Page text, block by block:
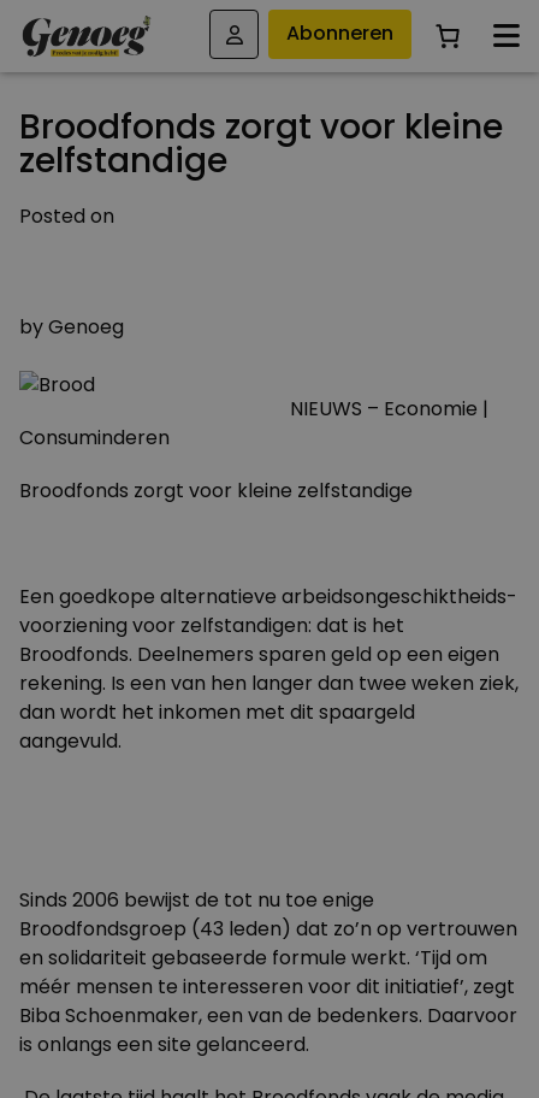
Abonneren
Broodfonds zorgt voor kleine
zelfstandige
Posted on
byGenoeg
NIEUWS – Economie |
Consuminderen
Broodfonds zorgt voor kleine zelfstandige
Een goedkope alternatieve arbeidsongeschiktheids-
voorziening voor zelfstandigen: dat is het
Broodfonds. Deelnemers sparen geld op een eigen
rekening. Is een van hen langer dan twee weken ziek,
dan wordt het inkomen met dit spaargeld
aangevuld.
Sinds 2006 bewijst de tot nu toe enige
Broodfondsgroep (43 leden) dat zo’n op vertrouwen
en solidariteit gebaseerde formule werkt. ‘Tijd om
méér mensen te interesseren voor dit initiatief’, zegt
Biba Schoenmaker, een van de bedenkers. Daarvoor
is onlangs een site gelanceerd.